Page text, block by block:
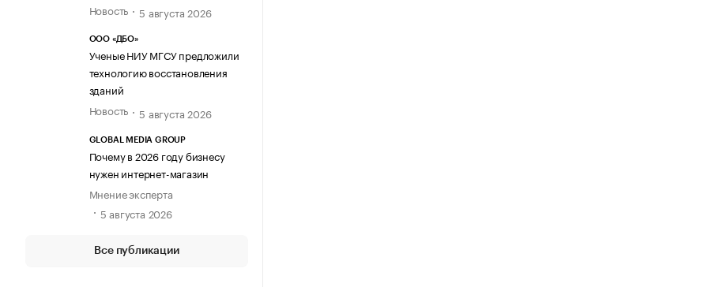
Новость
5 августа 2026
ООО «ДБО»
Ученые НИУ МГСУ предложили
технологию восстановления
зданий
Новость
5 августа 2026
GLOBAL MEDIA GROUP
Почему в 2026 году бизнесу
нужен интернет-магазин
Мнение эксперта
5 августа 2026
Все публикации